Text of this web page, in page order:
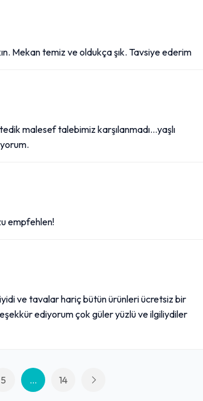
Mekan temiz ve oldukça şık. Tavsiye ederim
malesef talebimiz karşılanmadı…yaşlı
empfehlen!
ve tavalar hariç bütün ürünleri ücretsiz bir
ediyorum çok güler yüzlü ve ilgiliydiler
5 ... 14